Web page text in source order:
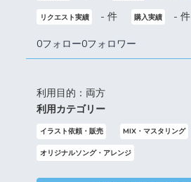
リクエスト実績 - 件 購入実績 - 件
0フォロー0フォロワー
利用目的：両方
利用カテゴリー
イラスト依頼・販売 MIX・マスタリング
オリジナルソング・アレンジ